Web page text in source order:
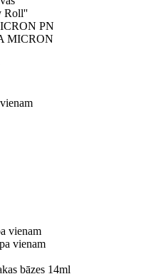
Roll''
PN
MICRON
vienam
vienam
bāzes 14ml